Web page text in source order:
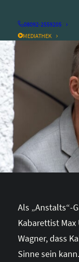
08092-2559205
MEDIATHEK
Als „Anstalts“-
Kabarettist
Wagner, dass
Sinne sein